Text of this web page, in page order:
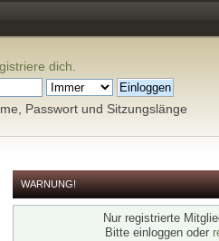
dich
Passwort und Sitzungslänge
WARNUNG!
Nur registrierte
Bitte einloggen oder